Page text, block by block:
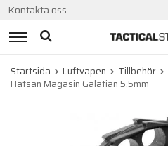
Kontakta oss
Startsida Luftvapen Tillbehör
Hatsan Magasin Galatian 5,5mm